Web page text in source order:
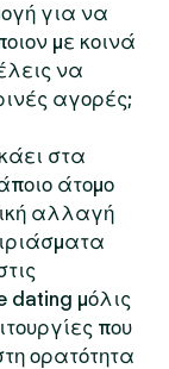
για να
με κοινά
να
αγορές;
στα
άτομο
αλλαγή
dating μόλις
που
ορατότητα